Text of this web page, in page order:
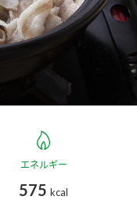
鍋用調味料
中華エネルギー
575 kcal